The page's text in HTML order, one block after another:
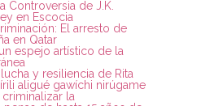
Controversia de J.K.
en Escocia
El arresto de
en Qatar
espejo artístico de la
lucha y resiliencia de Rita
aligué gawíchi nirúgame
criminalizar la